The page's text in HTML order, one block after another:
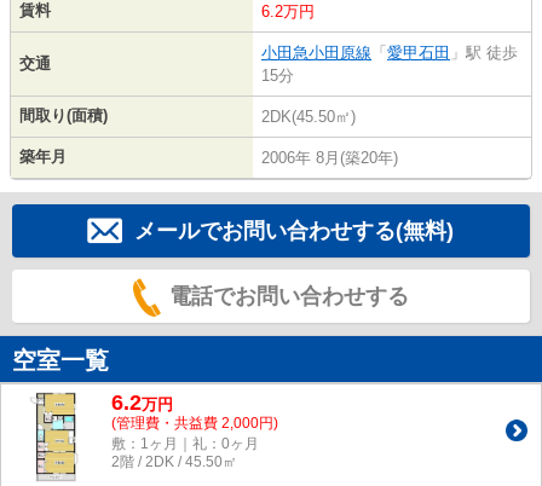
賃料 6.2万円
交通
小田急小田原線 「 愛甲石田 」駅 徒歩
15分
間取り(面積) 2DK(45.50㎡)
築年月 2006年 8月(築20年)
メールでお問い合わせする(無料)
電話でお問い合わせする
空室一覧
6.2万円
(管理費・共益費 2,000円)
敷：1ヶ月｜礼：0ヶ月
2階 / 2DK / 45.50㎡